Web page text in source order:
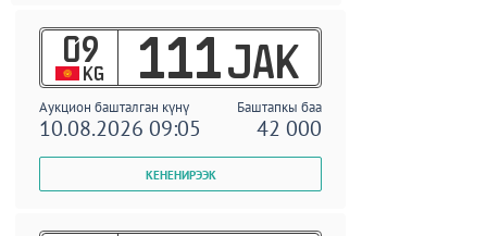
09
KG 111 JAK
Аукцион башталган күнү Баштапкы баа
10.08.2026 09:05 42 000